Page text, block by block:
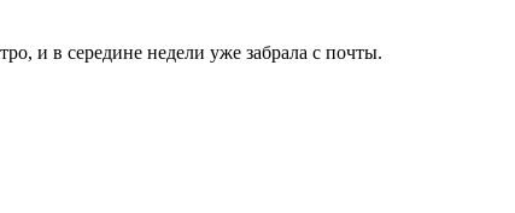
и в середине недели уже забрала с почты.